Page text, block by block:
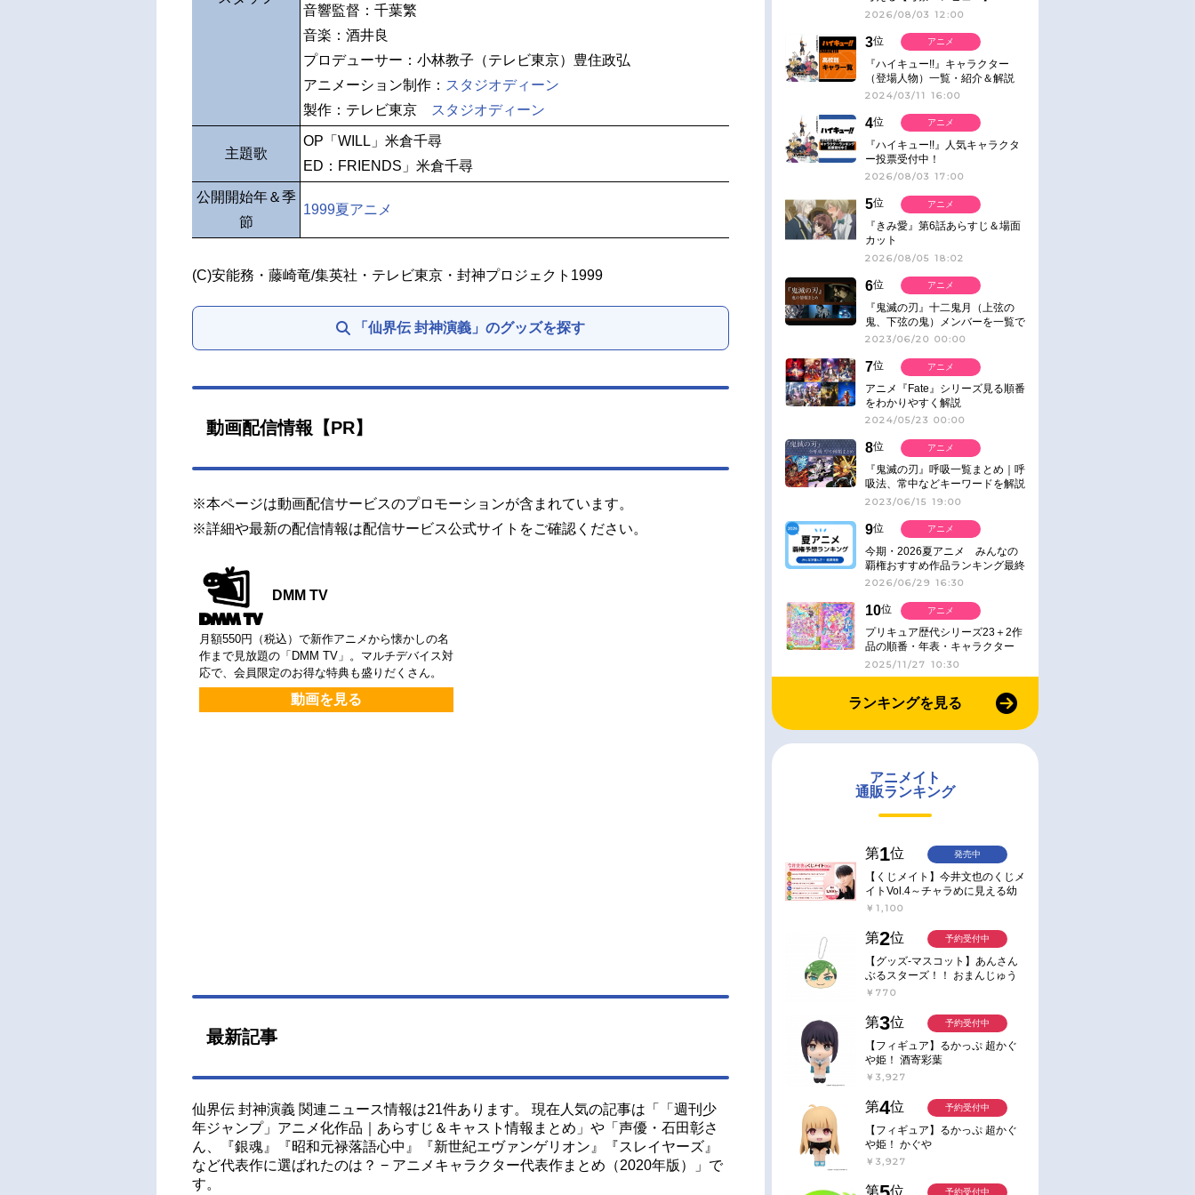
音響監督：千葉繁
音楽：酒井良
プロデューサー：小林教子（テレビ東京）豊住政弘
アニメーション制作： スタジオディーン
製作：テレビ東京
スタジオディーン
主題歌
OP「WILL」米倉千尋
ED：FRIENDS」米倉千尋
公開開始年＆季
節
1999夏アニメ
(C)安能務・藤崎竜/集英社・テレビ東京・封神プロジェクト1999
「仙界伝 封神演義」のグッズを探す
動画配信情報【PR】
※本ページは動画配信サービスのプロモーションが含まれています。
※詳細や最新の配信情報は配信サービス公式サイトをご確認ください。
DMM TV
月額550円（税込）で新作アニメから懐かしの名
作まで見放題の「DMM TV」。マルチデバイス対
応で、会員限定のお得な特典も盛りだくさん。
動画を見る
最新記事
仙界伝 封神演義 関連ニュース情報は21件あります。 現在人気の記事は「「週刊少
年ジャンプ」アニメ化作品｜あらすじ＆キャスト情報まとめ」や「声優・石田彰さ
ん、『銀魂』『昭和元禄落語心中』『新世紀エヴァンゲリオン』『スレイヤーズ』
など代表作に選ばれたのは？ − アニメキャラクター代表作まとめ（2020年版）」で
す。
2026/08/03 12:00
3位
『ハイキュー!!』キャラクター
（登場人物）一覧・紹介＆解説
2024/03/11 16:00
アニメ
4位
『ハイキュー!!』人気キャラクタ
ー投票受付中！
2026/08/03 17:00
アニメ
5位
『きみ愛』第6話あらすじ＆場面
カット
2026/08/05 18:02
アニメ
6位
『鬼滅の刃』十二鬼月（上弦の
鬼、下弦の鬼）メンバーを一覧で
紹介＆解説（登場鬼の情報まと
2023/06/20 00:00
アニメ
7位
アニメ『Fate』シリーズ見る順番
をわかりやすく解説
2024/05/23 00:00
アニメ
8位
『鬼滅の刃』呼吸一覧まとめ｜呼
吸法、常中などキーワードを解説
2023/06/15 19:00
アニメ
9位
今期・2026夏アニメ みんなの
覇権おすすめ作品ランキング最終
結果発表！
2026/06/29 16:30
アニメ
10位
プリキュア歴代シリーズ23＋2作
品の順番・年表・キャラクター
【2025年版】
2025/11/27 10:30
アニメ
ランキングを見る
アニメイト
通販ランキング
第1位
【くじメイト】今井文也のくじメ
イトVol.4～チャラめに見える幼
馴染、実は一途で独占欲が強いん
￥1,100
発売中
第2位
【グッズ-マスコット】あんさん
ぶるスターズ！！ おまんじゅう
にぎにぎマスコット ねくすと2
￥770
予約受付中
第3位
【フィギュア】るかっぷ 超かぐ
や姫！ 酒寄彩葉
￥3,927
予約受付中
第4位
【フィギュア】るかっぷ 超かぐ
や姫！ かぐや
￥3,927
予約受付中
第 位 予約受付中